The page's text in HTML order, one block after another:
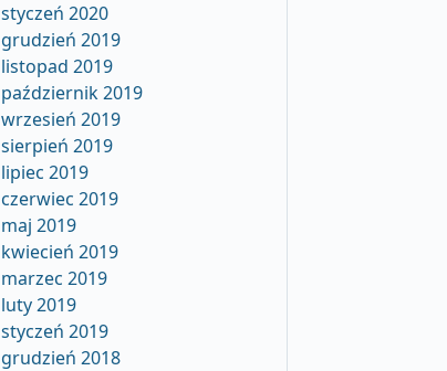
styczeń 2020
grudzień 2019
listopad 2019
październik 2019
wrzesień 2019
sierpień 2019
lipiec 2019
czerwiec 2019
maj 2019
kwiecień 2019
marzec 2019
luty 2019
styczeń 2019
grudzień 2018